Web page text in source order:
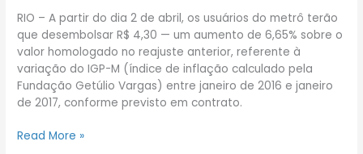
RIO – A partir do dia 2 de abril, os usuários do metrô terão
que desembolsar R$ 4,30 — um aumento de 6,65% sobre o
valor homologado no reajuste anterior, referente à
variação do IGP-M (índice de inflação calculado pela
Fundação Getúlio Vargas) entre janeiro de 2016 e janeiro
de 2017, conforme previsto em contrato.
partir
de
abril
Read More »